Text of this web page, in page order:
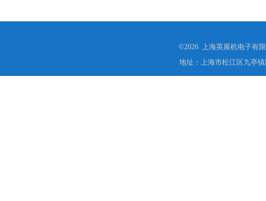
©2026 上海英展机电子有
地址：上海市松江区九亭镇